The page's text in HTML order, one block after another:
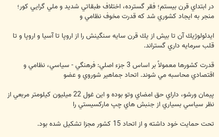
در ابتداي قرن بيستم؛ فقر گسترده، اختلاف طبقاتي شديد و ملي گرايي كور؛
منجر به ايجاد كشوري شد كه قدرت مخوف نظامي و
ايدئولوژيك آن تا بيش از يك قرن سايه سنگينش را از اروپا تا آسيا و اروپا و تا
قلب سرمايه داري گستراند.
قدرت كشورها معمولاً بر اساس 3 جزء اصلي: فرهنگي - سياسي، نظامي و
اقتصادي محاسبه مي شوند. اتحاد جماهير شوروي و عضو
پيمان ورشو، داراي حق امضاي وتو بوده و اين غول 22 ميليون كيلومتر مربعي از
نظر سياسي بسياري از جنبش هاي چپ ماركسيستي را
تحت حمايت خود داشته و از اتحاد 15 كشور مجزا تشكيل شده بود.